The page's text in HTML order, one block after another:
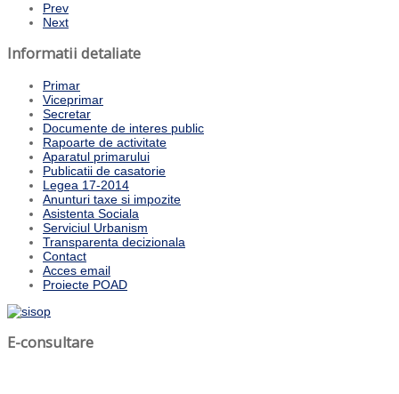
Prev
Next
Informatii detaliate
Primar
Viceprimar
Secretar
Documente de interes public
Rapoarte de activitate
Aparatul primarului
Publicatii de casatorie
Legea 17-2014
Anunturi taxe si impozite
Asistenta Sociala
Serviciul Urbanism
Transparenta decizionala
Contact
Acces email
Proiecte POAD
E-consultare